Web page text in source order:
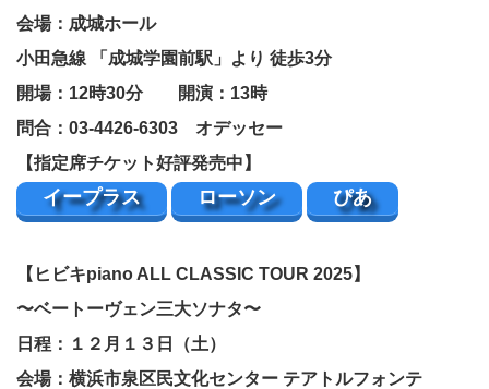
会場：成城ホール
小田急線 「成城学園前駅」より 徒歩3分
開場：12時30分 開演：13時
問合：03-4426-6303 オデッセー
【指定席チケット好評発売中】
イープラス ローソン ぴあ
【ヒビキpiano ALL CLASSIC TOUR 2025】
〜ベートーヴェン三大ソナタ〜
日程：１２月１３日（土）
会場：横浜市泉区民文化センター テアトルフォンテ